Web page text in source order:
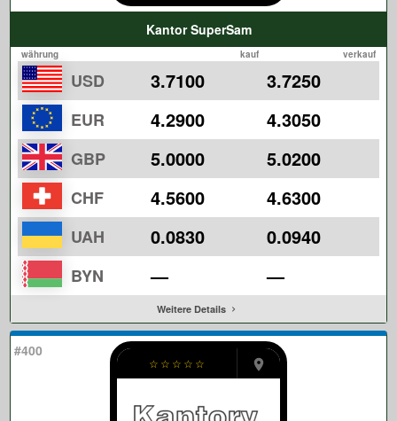
Kantor SuperSam
währung kauf verkauf
USD 3.7100 3.7250
EUR 4.2900 4.3050
GBP 5.0000 5.0200
CHF 4.5600 4.6300
UAH 0.0830 0.0940
BYN — —
Weitere Details
#400
☆
☆
☆
☆
☆